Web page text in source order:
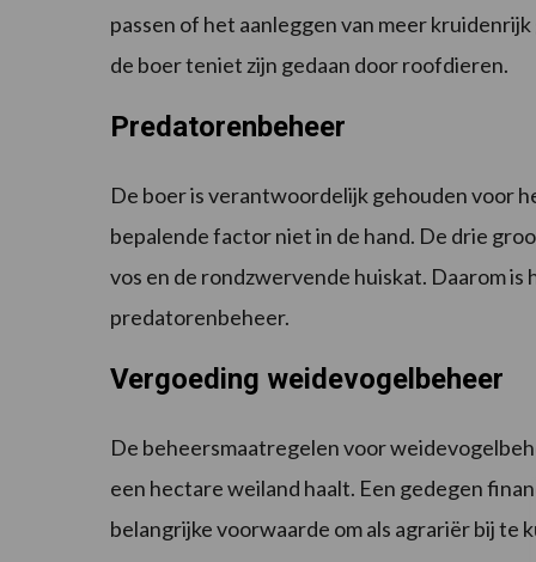
passen of het aanleggen van meer
de boer teniet zijn gedaan door roofdieren.
Predatorenbeheer
De boer is verantwoordelijk gehouden voor
bepalende factor niet in de hand. De drie
vos en de rondzwervende huiskat. Daarom
predatorenbeheer.
Vergoeding weidevogelbeheer
De beheersmaatregelen voor
een hectare weiland haalt. Een gedegen
belangrijke voorwaarde om als agrariër bij te